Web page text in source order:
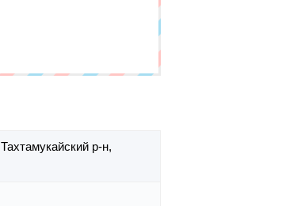
Тахтамукайский р-н,